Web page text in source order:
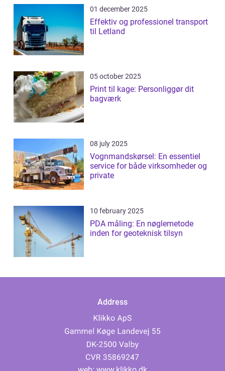
01 december 2025
Effektiv og professionel transport
til Letland
05 october 2025
Print til kage: Personliggør dit
bagværk
08 july 2025
Vognmandskørsel: En essentiel
service for både virksomheder og
private
10 february 2025
PDA måling: En nøglemetode
inden for geoteknisk tilsyn
Address